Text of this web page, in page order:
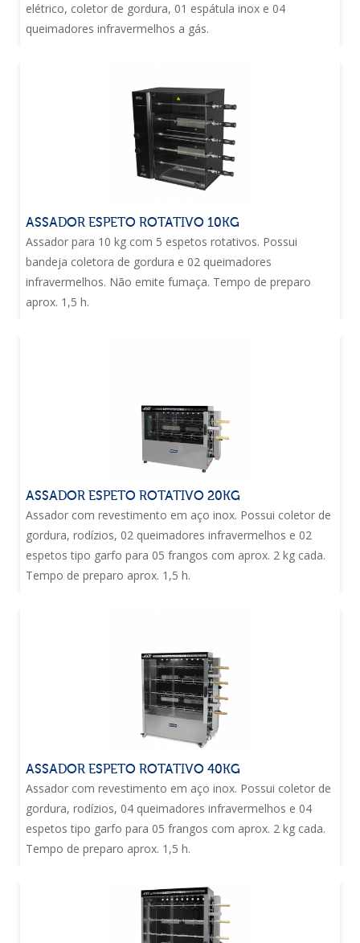
elétrico, coletor de gordura, 01 espátula inox e 04
queimadores infravermelhos a gás.
ASSADOR ESPETO ROTATIVO 10KG
Assador para 10 kg com 5 espetos rotativos. Possui
bandeja coletora de gordura e 02 queimadores
infravermelhos. Não emite fumaça. Tempo de preparo
aprox. 1,5 h.
ASSADOR ESPETO ROTATIVO 20KG
Assador com revestimento em aço inox. Possui coletor de
gordura, rodízios, 02 queimadores infravermelhos e 02
espetos tipo garfo para 05 frangos com aprox. 2 kg cada.
Tempo de preparo aprox. 1,5 h.
ASSADOR ESPETO ROTATIVO 40KG
Assador com revestimento em aço inox. Possui coletor de
gordura, rodízios, 04 queimadores infravermelhos e 04
espetos tipo garfo para 05 frangos com aprox. 2 kg cada.
Tempo de preparo aprox. 1,5 h.